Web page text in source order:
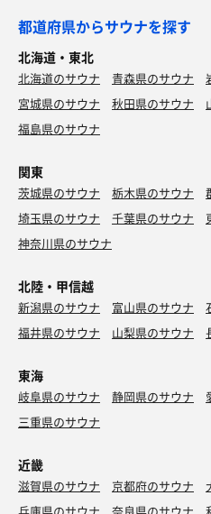
都道府県からサウナを探す
北海道・東北
北海道のサウナ 青森県のサウナ
宮城県のサウナ
秋田県のサウナ
福島県のサウナ
関東
茨城県のサウナ 栃木県のサウナ
埼玉県のサウナ
千葉県のサウナ
神奈川県のサウナ
北陸・甲信越
新潟県のサウナ 富山県のサウナ
福井県のサウナ
山梨県のサウナ
東海
岐阜県のサウナ 静岡県のサウナ
三重県のサウナ
近畿
滋賀県のサウナ 京都府のサウナ